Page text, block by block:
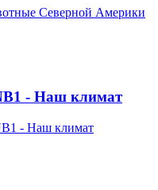
- Наш климат